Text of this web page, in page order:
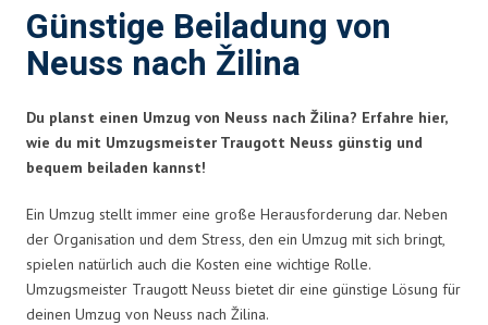
Günstige Beiladung von
Neuss nach Žilina
Du planst einen Umzug von Neuss nach Žilina? Erfahre hier,
wie du mit Umzugsmeister Traugott Neuss günstig und
bequem beiladen kannst!
Ein Umzug stellt immer eine große Herausforderung dar. Neben
der Organisation und dem Stress, den ein Umzug mit sich bringt,
spielen natürlich auch die Kosten eine wichtige Rolle.
Umzugsmeister Traugott Neuss bietet dir eine günstige Lösung für
deinen Umzug von Neuss nach Žilina.